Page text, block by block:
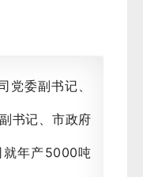
党委副书记、
书记、市政府
就年产5000吨